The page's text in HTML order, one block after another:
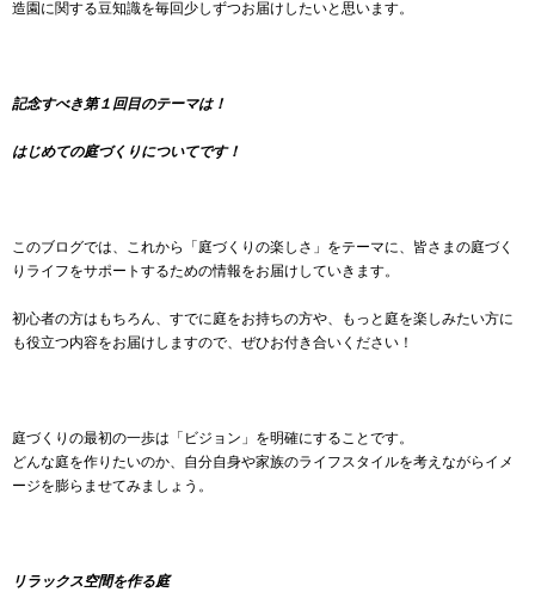
造園に関する豆知識を毎回少しずつお届けしたいと思います。
記念すべき第１回目のテーマは！
はじめての庭づくりについてです！
このブログでは、これから「庭づくりの楽しさ」をテーマに、皆さまの庭づく
りライフをサポートするための情報をお届けしていきます。
初心者の方はもちろん、すでに庭をお持ちの方や、もっと庭を楽しみたい方に
も役立つ内容をお届けしますので、ぜひお付き合いください！
庭づくりの最初の一歩は「ビジョン」を明確にすることです。
どんな庭を作りたいのか、自分自身や家族のライフスタイルを考えながらイメ
ージを膨らませてみましょう。
リラックス空間を作る庭